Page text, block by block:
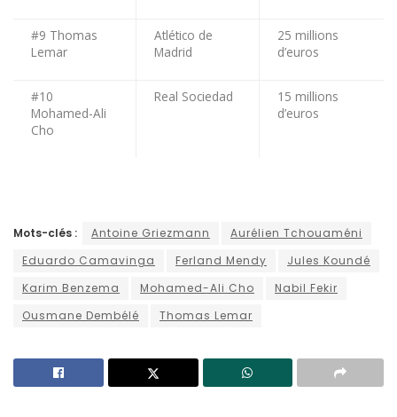
#9 Thomas
Lemar
Atlético de
Madrid
25 millions
d’euros
#10
Mohamed-Ali
Cho
Real Sociedad
15 millions
d’euros
Mots-clés : Antoine Griezmann
Aurélien Tchouaméni
Eduardo Camavinga
Ferland Mendy
Jules Koundé
Karim Benzema
Mohamed-Ali Cho
Nabil Fekir
Ousmane Dembélé
Thomas Lemar